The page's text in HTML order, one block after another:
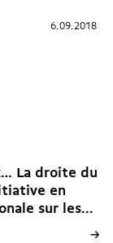
6.09.2018
6.09.2018
La droite du
en
sur les...
→